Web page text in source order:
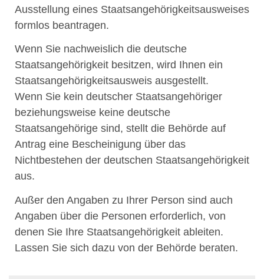
Ausstellung eines Staatsangehörigkeitsausweises
formlos beantragen.
Wenn Sie nachweislich die deutsche
Staatsangehörigkeit besitzen, wird Ihnen ein
Staatsangehörigkeitsausweis ausgestellt.
Wenn Sie kein deutscher Staatsangehöriger
beziehungsweise keine deutsche
Staatsangehörige sind, stellt die Behörde auf
Antrag eine Bescheinigung über das
Nichtbestehen der deutschen Staatsangehörigkeit
aus.
Außer den Angaben zu Ihrer Person sind auch
Angaben über die Personen erforderlich, von
denen Sie Ihre Staatsangehörigkeit ableiten.
Lassen Sie sich dazu von der Behörde beraten.